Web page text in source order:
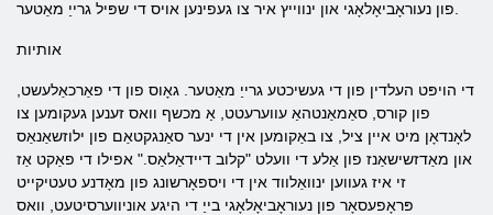
אותיות
די הויפּט העלדין פון די געשיכטע גרייַ מאַטער. גאָוס פון די פאַרכאַלעשט,
פון קורס, סאַמאַנטהאַ עווערעטט, אַ מכשף וואס זענען געקומען צו
לאָנדאָן מיט איין ציל, צו באַקומען אין די ינער סאַנגקטאַם פון ילוזשאַנאַס
און מאַדזשישאַנז פון אַלע די וועלט "קלוב דיידאַלאַס." אפילו די פאַקט אַז
זי איז געווען ינוואַלווד אין די ויספאָרשונג פון מאָדנע טעטיקייט
פּראָפעסאָר פון נעוראָביאָלאָגי בייַ די היגע אוניווערסיטעט, וואס